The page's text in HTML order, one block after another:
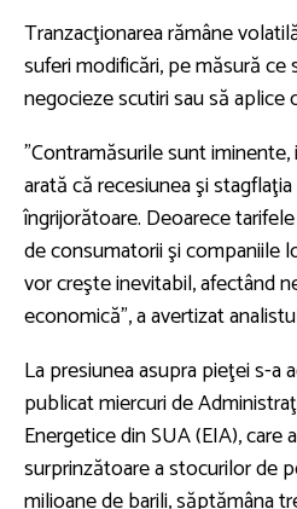
Tranzacţionarea rămâne
suferi modificări, pe măsură ce
negocieze scutiri sau să aplice
”Contramăsurile sunt
arată că recesiunea şi
îngrijorătoare. Deoarece
de consumatorii şi companiile
vor creşte inevitabil, afectând
economică”, a avertizat
La presiunea asupra pieţei s-a
publicat miercuri de
Energetice din SUA (EIA), care
surprinzătoare a stocurilor de